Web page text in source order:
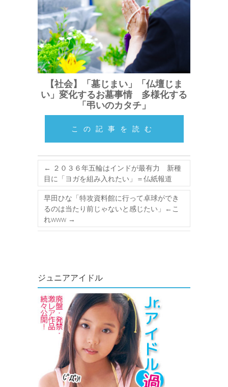
【社会】「墓じまい」「仏壇じま
い」変化するお墓事情 多様化する
「弔いのカタチ」
この記事を読む
← ２０３６年五輪はインドが最有力 新種
目に「ヨガを組み入れたい」＝仏紙報道
早田ひな「特攻資料館に行って卓球ができ
るのは当たり前じゃないと感じたい」←こ
れwww →
ジュニアアイドル